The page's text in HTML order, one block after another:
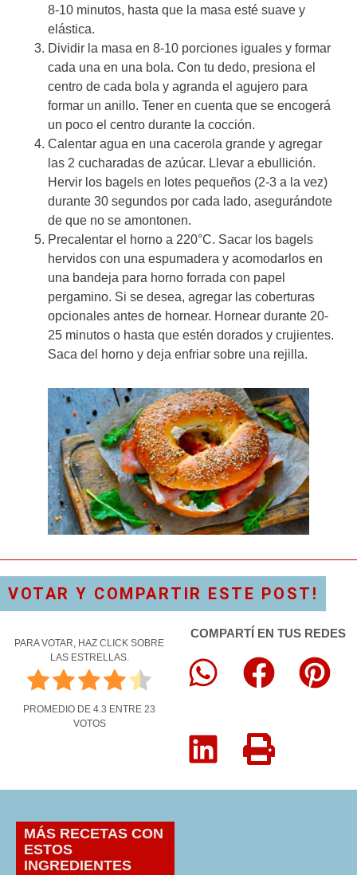
8-10 minutos, hasta que la masa esté suave y
elástica.
Dividir la masa en 8-10 porciones iguales y formar
cada una en una bola. Con tu dedo, presiona el
centro de cada bola y agranda el agujero para
formar un anillo. Tener en cuenta que se encogerá
un poco el centro durante la cocción.
Calentar agua en una cacerola grande y agregar
las 2 cucharadas de azúcar. Llevar a ebullición.
Hervir los bagels en lotes pequeños (2-3 a la vez)
durante 30 segundos por cada lado, asegurándote
de que no se amontonen.
Precalentar el horno a 220°C. Sacar los bagels
hervidos con una espumadera y acomodarlos en
una bandeja para horno forrada con papel
pergamino. Si se desea, agregar las coberturas
opcionales antes de hornear. Hornear durante 20-
25 minutos o hasta que estén dorados y crujientes.
Saca del horno y deja enfriar sobre una rejilla.
VOTAR Y COMPARTIR ESTE POST!
PARA VOTAR, HAZ CLICK SOBRE
LAS ESTRELLAS.
PROMEDIO DE 4.3 ENTRE 23
VOTOS
COMPARTÍ EN TUS REDES
MÁS RECETAS CON
ESTOS
INGREDIENTES